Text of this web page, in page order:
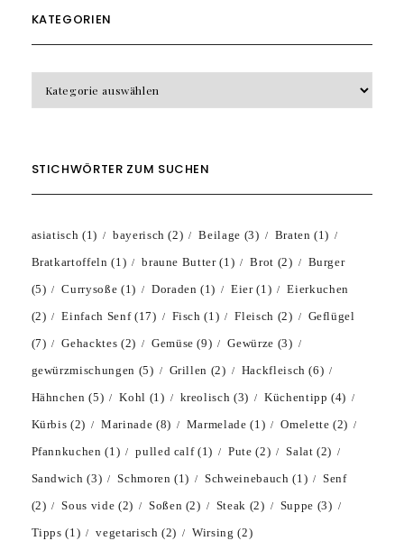
KATEGORIEN
STICHWÖRTER ZUM SUCHEN
asiatisch (1) bayerisch (2) Beilage (3) Braten (1)
Bratkartoffeln (1) braune Butter(1) Brot (2)
Burger
(5)
Currysoße (1) Doraden (1) Eier(1)
Eierkuchen
(2)
Einfach Senf(17) Fisch (1) Fleisch (2)
Geflügel
(7)
Gehacktes (2) Gemüse (9) Gewürze (3)
gewürzmischungen (5) Grillen (2) Hackfleisch (6)
Hähnchen (5) Kohl (1) kreolisch (3) Küchentipp (4)
Kürbis (2) Marinade (8) Marmelade (1) Omelette (2)
Pfannkuchen (1) pulled calf(1) Pute (2) Salat (2)
Sandwich (3) Schmoren (1) Schweinebauch (1)
Senf
(2)
Sous vide (2) Soßen (2) Steak (2) Suppe (3)
Tipps (1) vegetarisch (2) Wirsing (2)